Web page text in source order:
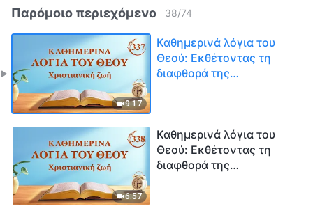
Παρόμοιο περιεχόμενο 38/74
9:17
Καθημερινά λόγια του
Θεού: Εκθέτοντας τη
διαφθορά της
6:57
Καθημερινά λόγια του
Θεού: Εκθέτοντας τη
διαφθορά της